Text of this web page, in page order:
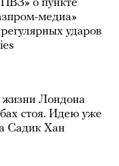
о пункте
медиа»
ударов
жизни Лондона
стоя. Идею уже
Садик Хан